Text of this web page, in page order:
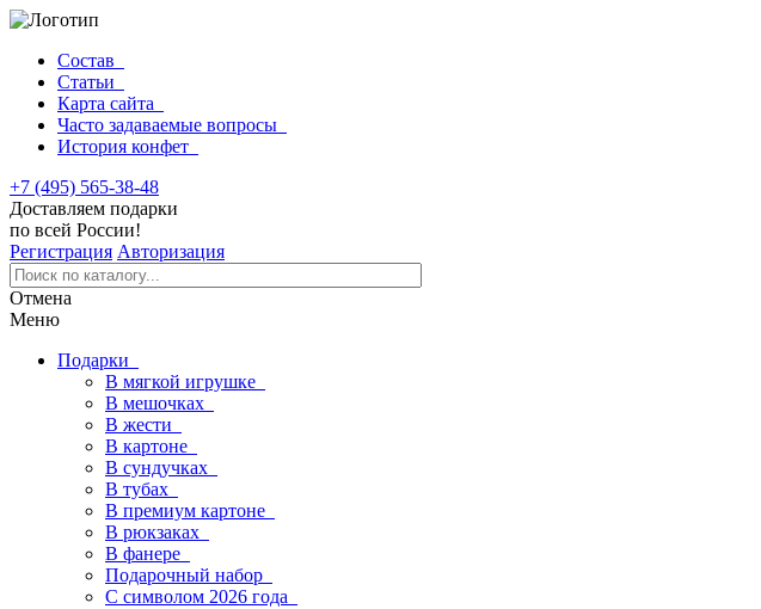
Состав
Статьи
Карта сайта
Часто задаваемые вопросы
История конфет
+7 (495) 565-38-48
Доставляем подарки
по всей России!
Регистрация Авторизация
Отмена
Меню
Подарки
В мягкой игрушке
В мешочках
В жести
В картоне
В сундучках
В тубах
В премиум картоне
В рюкзаках
В фанере
Подарочный набор
С символом 2026 года